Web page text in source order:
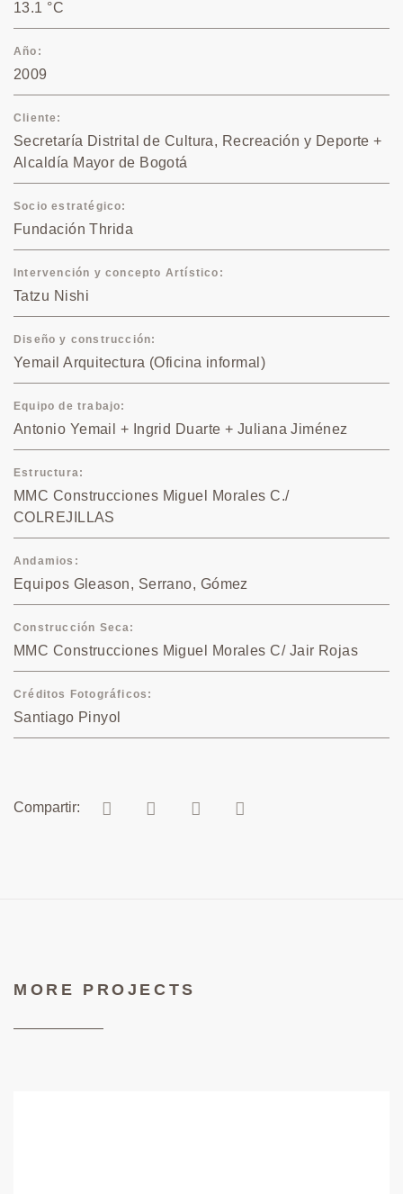
13.1 °C
Año
2009
Cliente
Secretaría Distrital de Cultura, Recreación y Deporte +
Alcaldía Mayor de Bogotá
Socio estratégico
Fundación Thrida
Intervención y concepto Artístico
Tatzu Nishi
Diseño y construcción
Yemail Arquitectura (Oficina informal)
Equipo de trabajo
Antonio Yemail + Ingrid Duarte + Juliana Jiménez
Estructura
MMC Construcciones Miguel Morales C./
COLREJILLAS
Andamios
Equipos Gleason, Serrano, Gómez
Construcción Seca
MMC Construcciones Miguel Morales C/ Jair Rojas
Créditos Fotográficos
Santiago Pinyol
MORE PROJECTS